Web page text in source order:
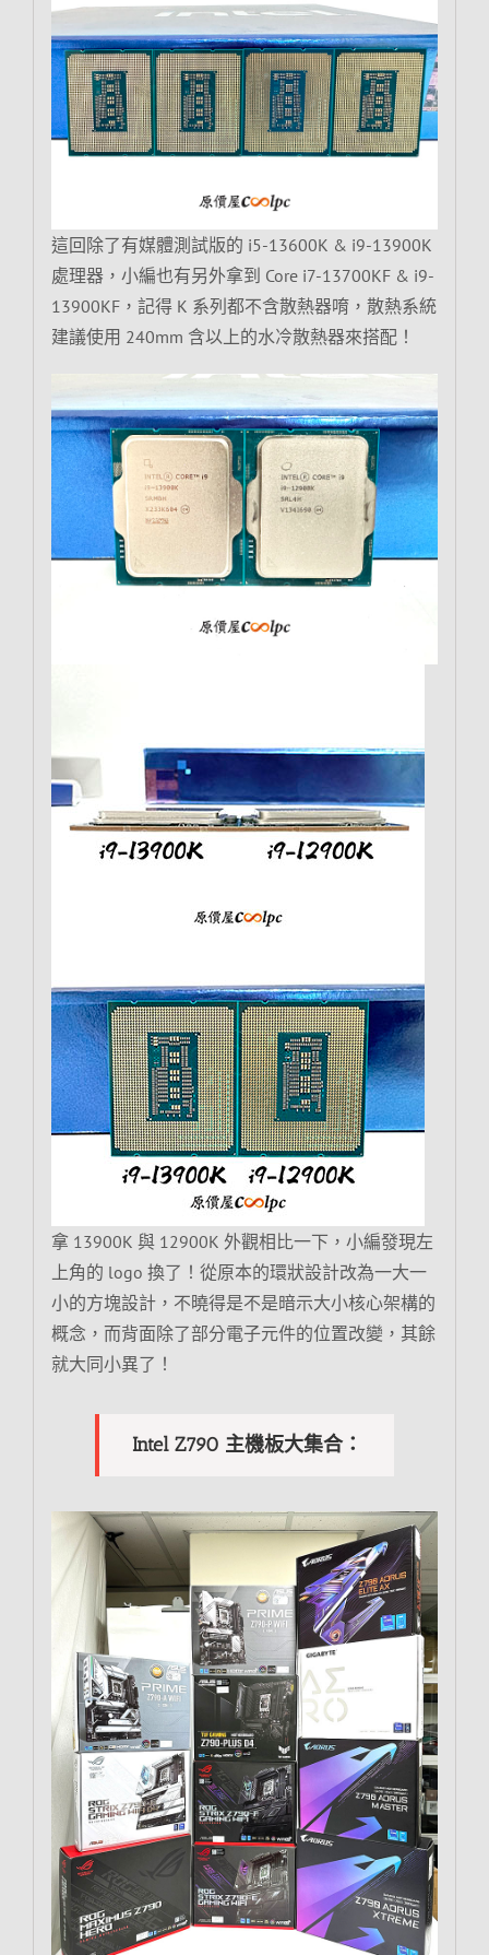
這回除了有媒體測試版的 i5-13600K & i9-13900K
處理器，小編也有另外拿到 Core i7-13700KF & i9-
13900KF，記得 K 系列都不含散熱器唷，散熱系統
建議使用 240mm 含以上的水冷散熱器來搭配！
拿 13900K 與 12900K 外觀相比一下，小編發現左
上角的 logo 換了！從原本的環狀設計改為一大一
小的方塊設計，不曉得是不是暗示大小核心架構的
概念，而背面除了部分電子元件的位置改變，其餘
就大同小異了！
Intel Z790 主機板大集合：